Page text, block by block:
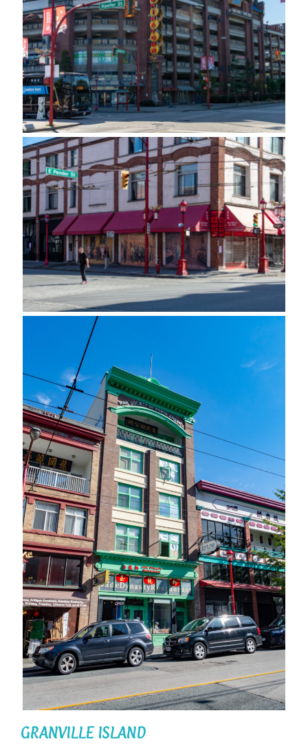
GRANVILLE ISLAND